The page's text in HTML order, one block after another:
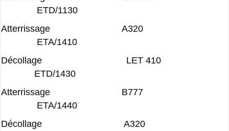
ETD/1130
Atterrissage A320
ETA/1410
Décollage LET 410
ETD/1430
Atterrissage B777
ETA/1440
Décollage A320